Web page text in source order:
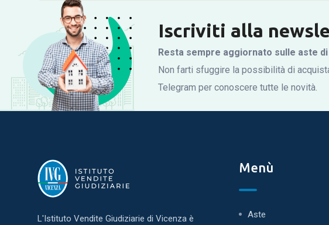
Iscriviti alla
Resta sempre aggiornato sulle aste
Non farti sfuggire la possibilità di
Telegram per conoscere tutte le novità.
L'Istituto Vendite Giudiziarie di Vicenza è
Menù
Aste